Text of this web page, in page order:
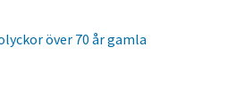
över 70 år gamla